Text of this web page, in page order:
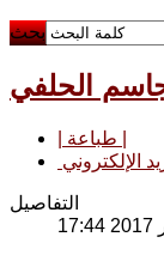
بحث
الحلفي
الإلكتروني
التفاصيل